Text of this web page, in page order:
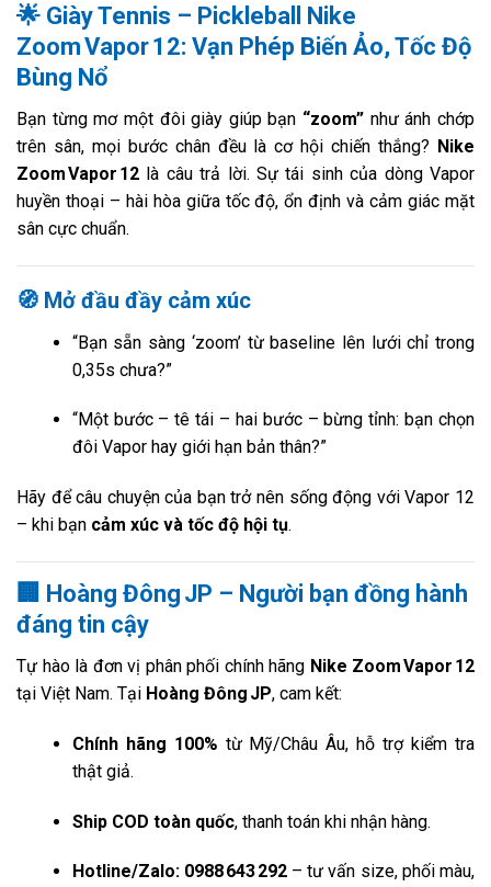
🌟 Giày Tennis – Pickleball Nike
Zoom Vapor 12: Vạn Phép Biến Ảo, Tốc Độ
Bùng Nổ
Bạn từng mơ một đôi giày giúp bạn “zoom” như ánh chớp
trên sân, mọi bước chân đều là cơ hội chiến thắng? Nike
Zoom Vapor 12 là câu trả lời. Sự tái sinh của dòng Vapor
huyền thoại – hài hòa giữa tốc độ, ổn định và cảm giác mặt
sân cực chuẩn.
🧭 Mở đầu đầy cảm xúc
“Bạn sẵn sàng ‘zoom’ từ baseline lên lưới chỉ trong
0,35s chưa?”
“Một bước – tê tái – hai bước – bừng tỉnh: bạn chọn
đôi Vapor hay giới hạn bản thân?”
Hãy để câu chuyện của bạn trở nên sống động với Vapor 12
– khi bạn cảm xúc và tốc độ hội tụ.
🏢 Hoàng Đông JP – Người bạn đồng hành
đáng tin cậy
Tự hào là đơn vị phân phối chính hãng Nike Zoom Vapor 12
tại Việt Nam. Tại Hoàng Đông JP, cam kết:
Chính hãng 100% từ Mỹ/Châu Âu, hỗ trợ kiểm tra
thật giả.
Ship COD toàn quốc, thanh toán khi nhận hàng.
Hotline/Zalo: 0988 643 292– tư vấn size, phối màu,